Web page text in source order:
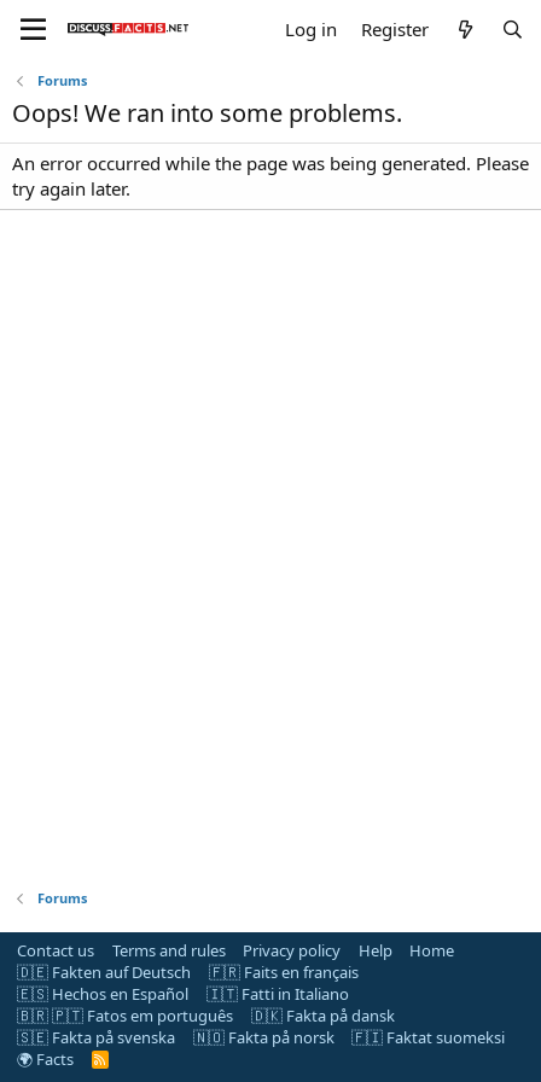
Log in Register
Forums
Oops! We ran into some problems.
An error occurred while the page was being generated. Please
try again later.
Forums
Contact us Terms and rules Privacy policy Help
Home
🇩🇪 Fakten auf Deutsch
🇫🇷 Faits en français
🇪🇸 Hechos en Español
🇮🇹 Fatti in Italiano
🇧🇷 🇵🇹 Fatos em português
🇩🇰 Fakta på dansk
🇸🇪 Fakta på svenska
🇳🇴 Fakta på norsk
🇫🇮 Faktat suomeksi
🌍 Facts
R